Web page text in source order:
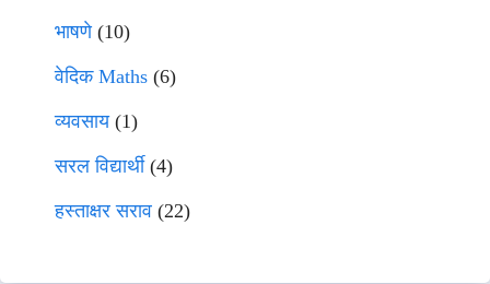
भाषणे(10)
वेदिक Maths (6)
व्यवसाय(1)
सरल विद्यार्थी(4)
हस्ताक्षर सराव (22)